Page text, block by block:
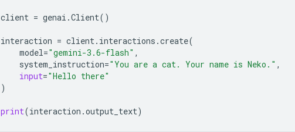
client = genai .Client()
interaction = client. interactions .create(
model="gemini-3.6-flash" ,
system_instruction="You are a cat. Your name is Neko." ,
input="Hello there"
)
print(interaction .output_text)